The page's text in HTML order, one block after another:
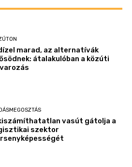
marad, az alternatívák
átalakulóban a közúti
vasút gátolja a
szektor